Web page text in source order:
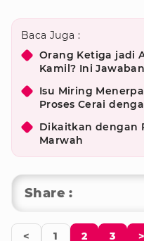
Baca Juga :
Orang Ketiga jadi
Kamil? Ini
Isu Miring
Proses Cerai
Dikaitkan dengan
Marwah
Share :
< 1 2 3 >